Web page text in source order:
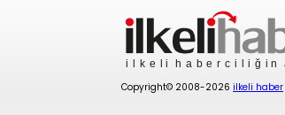
Copyright© 2008-2026 ilkeli haber